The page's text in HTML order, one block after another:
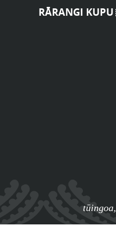
tūingoa,
RĀRANGI KUPU